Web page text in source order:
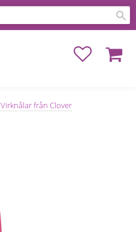
Favoriter
Virknålar från Clover